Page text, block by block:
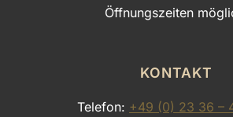
Öffnungszeiten
KONTAKT
Telefon: +49 (0) 23 36 –